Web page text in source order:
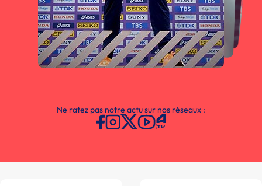
Ne ratez pas notre actu sur nos réseaux :